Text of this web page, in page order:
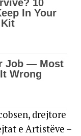
drejtore
e Artistëve –